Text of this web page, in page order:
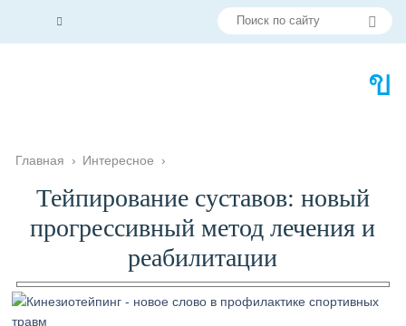
Главная › Интересное ›
Тейпирование суставов: новый
прогрессивный метод лечения и
реабилитации